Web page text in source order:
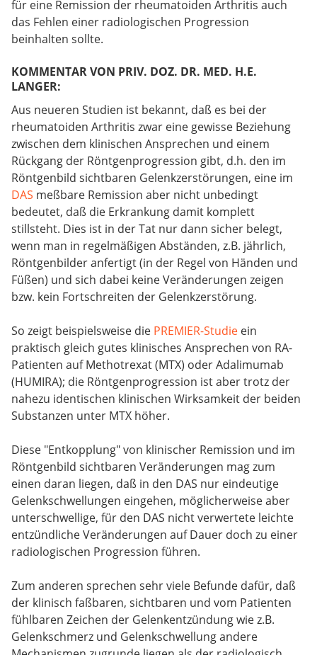
für eine Remission der rheumatoiden Arthritis auch
das Fehlen einer radiologischen Progression
beinhalten sollte.
KOMMENTAR VON PRIV. DOZ. DR. MED. H.E.
LANGER:
Aus neueren Studien ist bekannt, daß es bei der
rheumatoiden Arthritis zwar eine gewisse Beziehung
zwischen dem klinischen Ansprechen und einem
Rückgang der Röntgenprogression gibt, d.h. den im
Röntgenbild sichtbaren Gelenkzerstörungen, eine im
DAS meßbare Remission aber nicht unbedingt
bedeutet, daß die Erkrankung damit komplett
stillsteht. Dies ist in der Tat nur dann sicher belegt,
wenn man in regelmäßigen Abständen, z.B. jährlich,
Röntgenbilder anfertigt (in der Regel von Händen und
Füßen) und sich dabei keine Veränderungen zeigen
bzw. kein Fortschreiten der Gelenkzerstörung.
So zeigt beispielsweise die PREMIER-Studie ein
praktisch gleich gutes klinisches Ansprechen von RA-
Patienten auf Methotrexat (MTX) oder Adalimumab
(HUMIRA); die Röntgenprogression ist aber trotz der
nahezu identischen klinischen Wirksamkeit der beiden
Substanzen unter MTX höher.
Diese "Entkopplung" von klinischer Remission und im
Röntgenbild sichtbaren Veränderungen mag zum
einen daran liegen, daß in den DAS nur eindeutige
Gelenkschwellungen eingehen, möglicherweise aber
unterschwellige, für den DAS nicht verwertete leichte
entzündliche Veränderungen auf Dauer doch zu einer
radiologischen Progression führen.
Zum anderen sprechen sehr viele Befunde dafür, daß
der klinisch faßbaren, sichtbaren und vom Patienten
fühlbaren Zeichen der Gelenkentzündung wie z.B.
Gelenkschmerz und Gelenkschwellung andere